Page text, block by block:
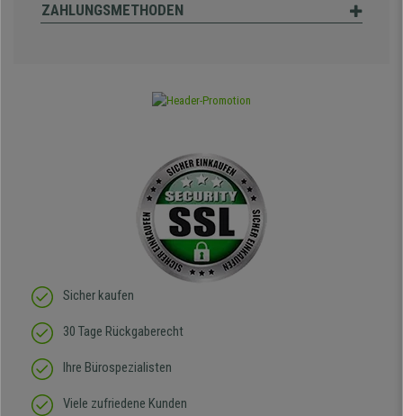
ZAHLUNGSMETHODEN
Sicher kaufen
30 Tage Rückgaberecht
Ihre Bürospezialisten
Viele zufriedene Kunden